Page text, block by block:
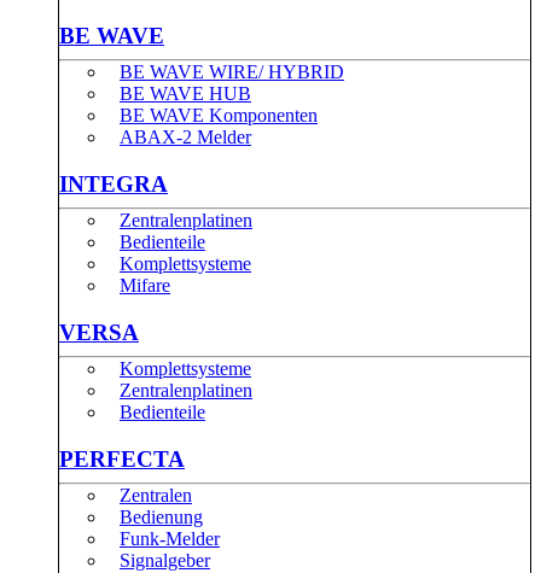
BE WAVE
BE WAVE WIRE/ HYBRID
BE WAVE HUB
BE WAVE Komponenten
ABAX-2 Melder
INTEGRA
Zentralenplatinen
Bedienteile
Komplettsysteme
Mifare
VERSA
Komplettsysteme
Zentralenplatinen
Bedienteile
PERFECTA
Zentralen
Bedienung
Funk-Melder
Signalgeber